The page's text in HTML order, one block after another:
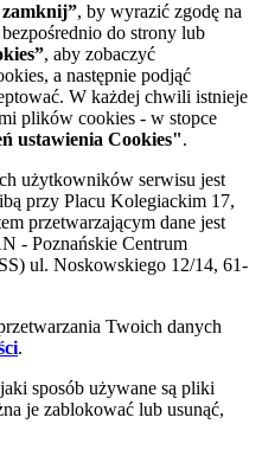
, by wyrazić zgodę na
do strony lub
, aby zobaczyć
a następnie podjąć
W każdej chwili istnieje
plików cookies - w stopce
ustawienia Cookies".
użytkowników serwisu jest
przy Placu Kolegiackim 17,
przetwarzającym dane jest
- Poznańskie Centrum
ul. Noskowskiego 12/14, 61-
Twoich danych
.
sposób używane są pliki
je zablokować lub usunąć,